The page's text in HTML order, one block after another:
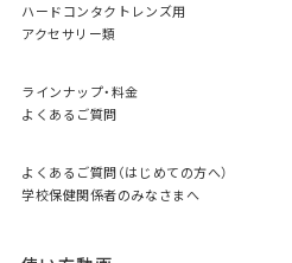
ハードコンタクトレンズ用
アクセサリー類
ラインナップ・料金
よくあるご質問
よくあるご質問（はじめての方へ）
学校保健関係者のみなさまへ